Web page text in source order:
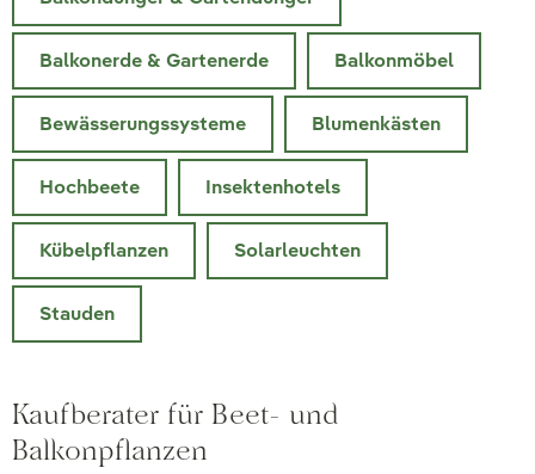
Balkonerde & Gartenerde Balkonmöbel
Bewässerungssysteme Blumenkästen
Hochbeete Insektenhotels
Kübelpflanzen Solarleuchten
Stauden
Kaufberater für Beet- und
Balkonpflanzen